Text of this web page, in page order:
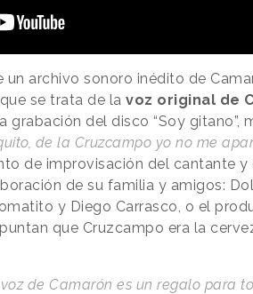
archivo sonoro inédito de
se trata de la voz original de
grabación del disco “Soy gitano”,
de la Cruzcampo yo no me
de improvisación del cantante y
de su familia y amigos:
y Diego Carrasco, o el
que Cruzcampo era la
de Camarón es un regalo para